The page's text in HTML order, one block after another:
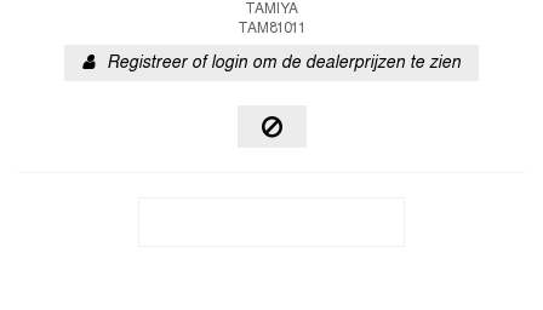
TAMIYA
TAM81011
Registreer of login om de dealerprijzen te zien